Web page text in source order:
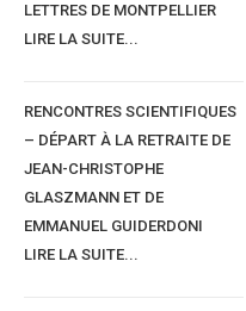
LETTRES DE MONTPELLIER
LIRE LA SUITE...
RENCONTRES SCIENTIFIQUES
– DÉPART À LA RETRAITE DE
JEAN-CHRISTOPHE
GLASZMANN ET DE
EMMANUEL GUIDERDONI
LIRE LA SUITE...